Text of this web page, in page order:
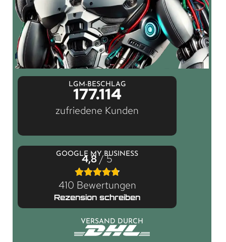
LGM-BESCHLAG
177.114
zufriedene Kunden
GOOGLE MY BUSINESS
4,8/ 5
410 Bewertungen
Rezension schreiben
VERSAND DURCH